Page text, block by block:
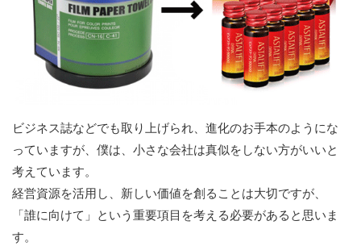
ビジネス誌などでも取り上げられ、進化のお手本のようにな
っていますが、僕は、小さな会社は真似をしない方がいいと
考えています。
経営資源を活用し、新しい価値を創ることは大切ですが、
「誰に向けて」という重要項目を考える必要があると思いま
す。